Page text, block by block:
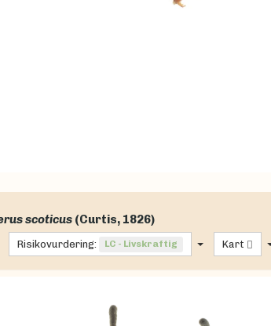
scoticus (Curtis, 1826)
Risikovurdering: LC - Livskraftig Kart